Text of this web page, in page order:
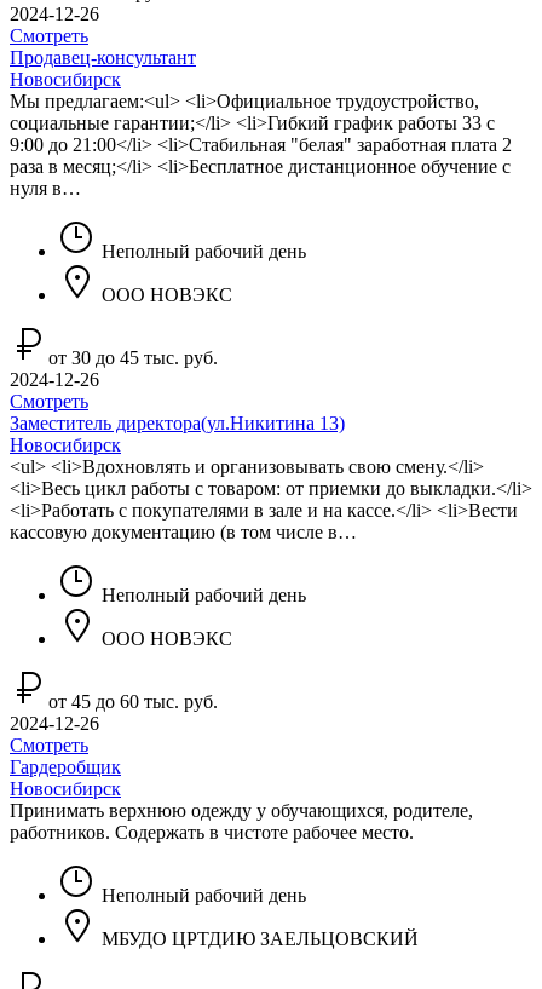
2024-12-26
Смотреть
Продавец-консультант
Новосибирск
Мы предлагаем:<ul> <li>Официальное трудоустройство,
социальные гарантии;</li> <li>Гибкий график работы 33 с
9:00 до 21:00</li> <li>Стабильная "белая" заработная плата 2
раза в месяц;</li> <li>Бесплатное дистанционное обучение с
нуля в…
Неполный рабочий день
ООО НОВЭКС
от 30 до 45 тыс. руб.
2024-12-26
Смотреть
Заместитель директора(ул.Никитина 13)
Новосибирск
<ul> <li>Вдохновлять и организовывать свою смену.</li>
<li>Весь цикл работы с товаром: от приемки до выкладки.</li>
<li>Работать с покупателями в зале и на кассе.</li> <li>Вести
кассовую документацию (в том числе в…
Неполный рабочий день
ООО НОВЭКС
от 45 до 60 тыс. руб.
2024-12-26
Смотреть
Гардеробщик
Новосибирск
Принимать верхнюю одежду у обучающихся, родителе,
работников. Содержать в чистоте рабочее место.
Неполный рабочий день
МБУДО ЦРТДИЮ ЗАЕЛЬЦОВСКИЙ